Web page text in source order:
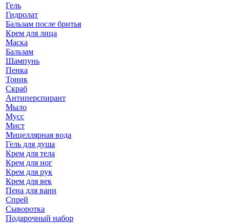
Гель
Гидролат
Бальзам после бритья
Крем для лица
Маска
Бальзам
Шампунь
Пенка
Тоник
Скраб
Антиперспирант
Мыло
Мусс
Мист
Мицеллярная вода
Гель для душа
Крем для тела
Крем для ног
Крем для рук
Крем для век
Пена для ванн
Спрей
Сыворотка
Подарочный набор